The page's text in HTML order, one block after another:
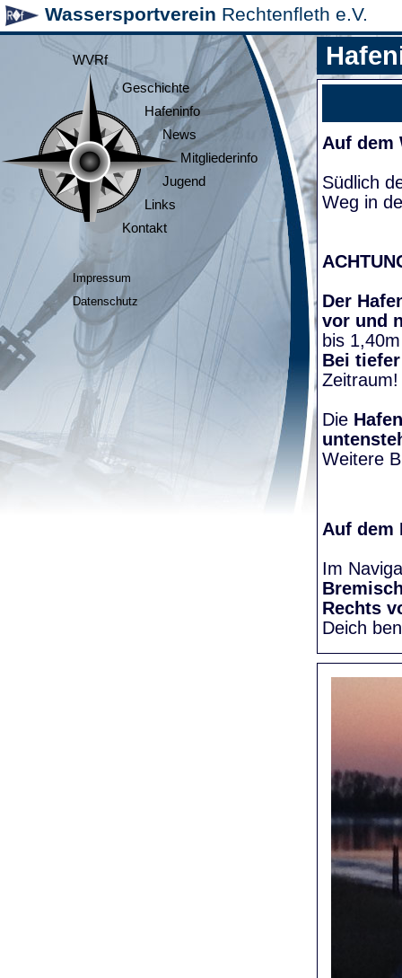
Wassersportverein Rechtenfleth e.V.
WVRf
Geschichte
Hafeninfo
News
Mitgliederinfo
Jugend
Links
Kontakt
Impressum
Datenschutz
Auf dem
Südlich
Weg in
Der
vor und
bis
Bei
Die
Weitere
Auf dem
Im
Rechts
Deich